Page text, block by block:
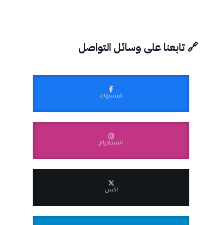
🔗 تابعنا على وسائل التواصل
فيسبوك
انستغرام
اكس